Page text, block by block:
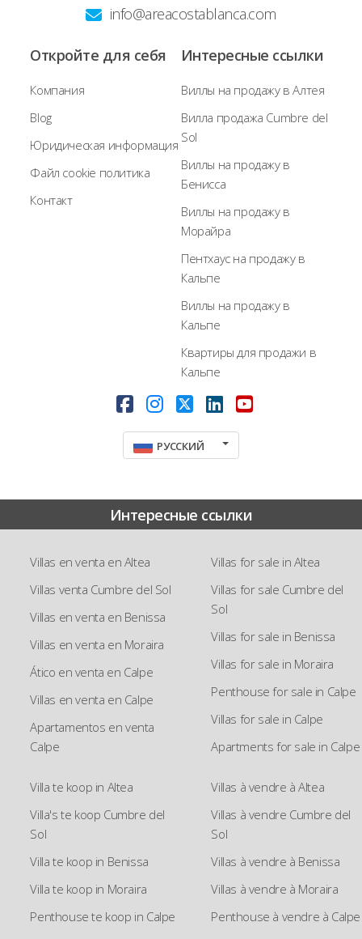
info@areacostablanca.com
Откройте для себя
Компания
Blog
Юридическая информация
Файл cookie политика
Контакт
Интересные ссылки
Виллы на продажу в Алтея
Вилла продажа Cumbre del
Sol
Виллы на продажу в
Бенисса
Виллы на продажу в
Морайра
Пентхаус на продажу в
Кальпе
Виллы на продажу в
Кальпе
Квартиры для продажи в
Кальпе
РУССКИЙ
Интересные ссылки
Villas en venta en Altea
Villas venta Cumbre del Sol
Villas en venta en Benissa
Villas en venta en Moraira
Ático en venta en Calpe
Villas en venta en Calpe
Apartamentos en venta
Calpe
Villas for sale in Altea
Villas for sale Cumbre del
Sol
Villas for sale in Benissa
Villas for sale in Moraira
Penthouse for sale in Calpe
Villas for sale in Calpe
Apartments for sale in Calpe
Villa te koop in Altea
Villa's te koop Cumbre del
Sol
Villa te koop in Benissa
Villa te koop in Moraira
Penthouse te koop in Calpe
Villas à vendre à Altea
Villas à vendre Cumbre del
Sol
Villas à vendre à Benissa
Villas à vendre à Moraira
Penthouse à vendre à Calpe